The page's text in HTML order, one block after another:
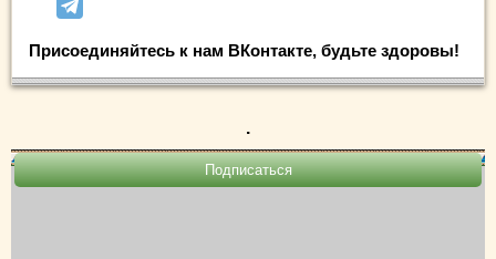
Присоединяйтесь к нам ВКонтакте, будьте здоровы!
.